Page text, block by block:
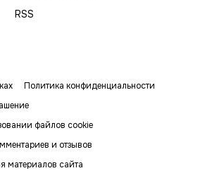
RSS
Политика конфиденциальности
файлов cookie
и отзывов
материалов сайта